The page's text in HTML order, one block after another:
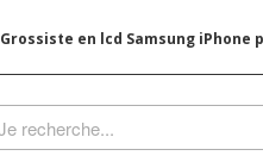
Grossiste en lcd Samsung